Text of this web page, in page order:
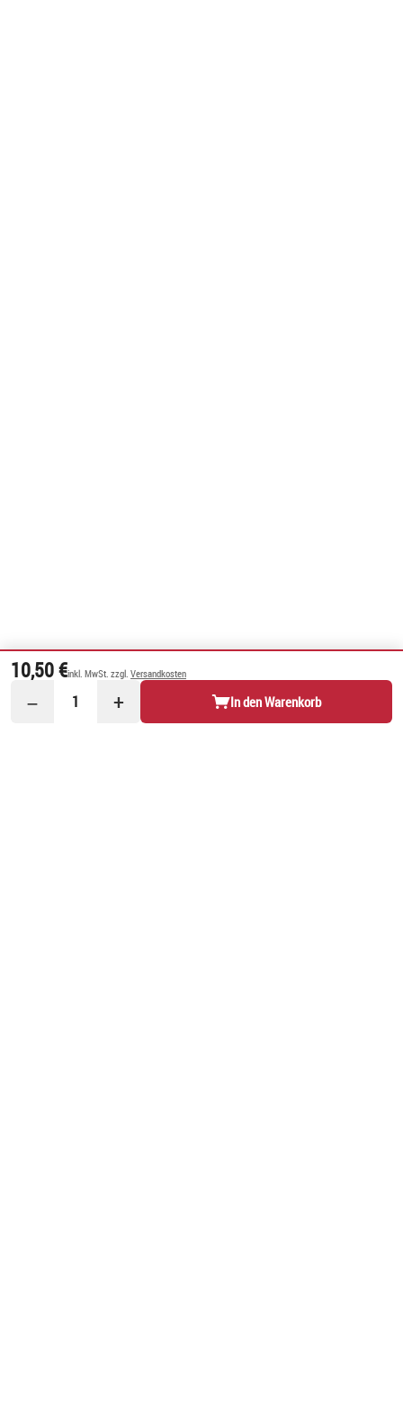
10,50 €inkl. MwSt. zzgl. Versandkosten
− 1 + In den Warenkorb